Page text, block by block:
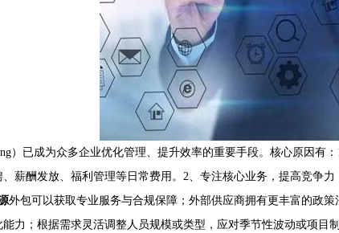
）已成为众多企业优化管理、提升效率的重要手段。核心原因有：
薪酬发放、福利管理等日常费用。2、专注核心业务，提高竞争
外包可以获取专业服务与合规保障；外部供应商拥有更丰富的政
力；根据需求灵活调整人员规模或类型，应对季节性波动或项